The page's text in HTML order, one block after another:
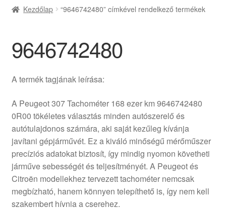
Adatvédelmi irányelvek
Felhasználási feltételek
Panasz
Panaszkezelési szabályzat
Pénztár
Rólunk
Kezdőlap “9646742480” címkével rendelkező termékek
9646742480
A termék tagjának leírása:
A Peugeot 307 Tachométer 168 ezer km 9646742480
0R00 tökéletes választás minden autószerelő és
autótulajdonos számára, aki saját kezűleg kívánja
javítani gépjárművét. Ez a kiváló minőségű mérőműszer
precíziós adatokat biztosít, így mindig nyomon követheti
járműve sebességét és teljesítményét. A Peugeot és
Citroën modellekhez tervezett tachométer nemcsak
megbízható, hanem könnyen telepíthető is, így nem kell
szakembert hívnia a cserehez.